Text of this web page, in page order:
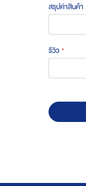
สรุปค่าสินค้า
รีวิว